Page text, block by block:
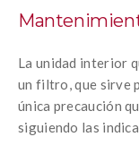
La unidad interior
un filtro, que sirve
única precaución
siguiendo las